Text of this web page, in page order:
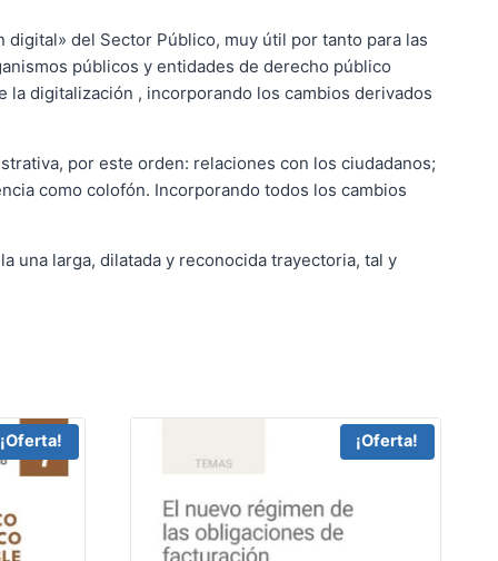
del Sector Público, muy útil por tanto para las
públicos y entidades de derecho público
digitalización , incorporando los cambios derivados
por este orden: relaciones con los ciudadanos;
como colofón. Incorporando todos los cambios
una larga, dilatada y reconocida trayectoria, tal y
¡Oferta! ¡Oferta!